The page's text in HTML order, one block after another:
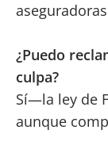
¿Puedo
culpa?
Sí—la ley de
aunque